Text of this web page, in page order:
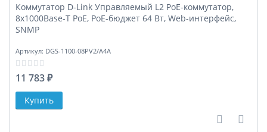
Коммутатор D-Link Управляемый L2 PoE-коммутатор,
8х1000Base-T PoE, PoE-бюджет 64 Вт, Web-интерфейс,
SNMP
Артикул: DGS-1100-08PV2/A4A
11 783 ₽
В В